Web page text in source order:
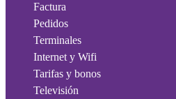
Factura
Pedidos
Terminales
Internet y Wifi
Tarifas y bonos
Televisión